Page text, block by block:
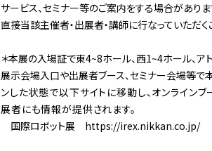
サービス、セミナー等のご案内をする場合があり
直接当該主催者・出展者・講師に行なっていただく
＊本展の入場証で東4~8ホール、西1~4ホール、ア
展示会場入口や出展者ブース、セミナー会場等で
ンした状態で以下サイトに移動し、オンライン
展者にも情報が提供されます。
国際ロボット展 https://irex.nikkan.co.jp/